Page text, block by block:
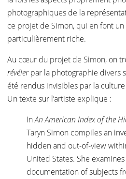
photographiques de la
ce projet de Simon, qui en font un
particulièrement riche.
Au cœur du projet de Simon, on
révélerpar la photographie divers
été rendus invisibles par la
Un texte sur l’artiste explique :
InAn American Index of the
Taryn Simon compiles an
hidden and out-of-view
United States. She
documentation of subjects